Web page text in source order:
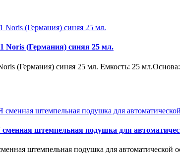
Noris (Германия) синяя 25 мл.
(Германия) синяя 25 мл. Емкость: 25
штемпельная подушка для
штемпельная подушка для автоматической